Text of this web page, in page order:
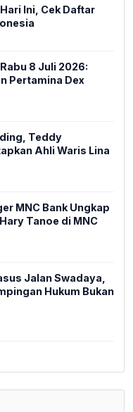
Ini, Cek Daftar
8 Juli 2026:
Pertamina Dex
Teddy
Ahli Waris Lina
MNC Bank Ungkap
Tanoe di MNC
Jalan Swadaya,
Hukum Bukan